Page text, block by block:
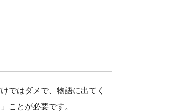
ではダメで、物語に出てく
ことが必要です。